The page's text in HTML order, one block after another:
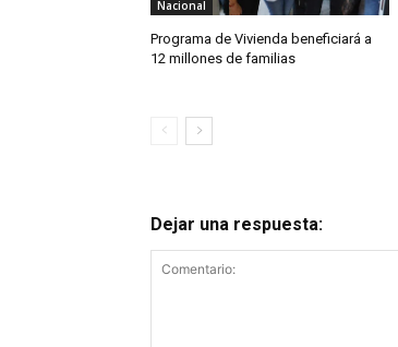
Nacional
Programa de Vivienda beneficiará a
12 millones de familias
Dejar una respuesta: